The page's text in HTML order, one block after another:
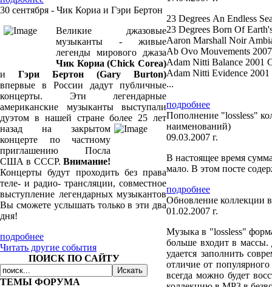
30 сентября - Чик Кориа и Гэри Бертон
Великие джазовые
музыканты - живые
легенды мирового джаза
Чик Кориа (Chick Corea)
и Гэри Бертон (Gary Burton)
впервые в России дадут публичные
концерты. Эти легендарные
американские музыканты выступали
дуэтом в нашей стране более 25 лет
назад на закрытом
концерте по частному
приглашению Посла
США в СССР. Внимание!
Концерты будут проходить без права
теле- и радио- трансляции, совместное
выступление легендарных музыкантов
Вы сможете услышать только в эти два
дня!
подробнее
Читать другие события
ПОИСК ПО САЙТУ
ТЕМЫ ФОРУМА
23 Degrees An Endless
23 Degrees Born Of
Aaron Marshall Noir
Ab Ovo Mouvements
Adam Nitti Balance 2001
Adam Nitti Evidence
...
подробнее
Пополнение "lossless"
наименований)
09.03.2007 г.
В настоящее время
мало. В этом посте
подробнее
Обновление коллекции
01.02.2007 г.
Музыка в "lossless"
больше входит в массы.
удается заполнить
отличие от
всегда можно будет